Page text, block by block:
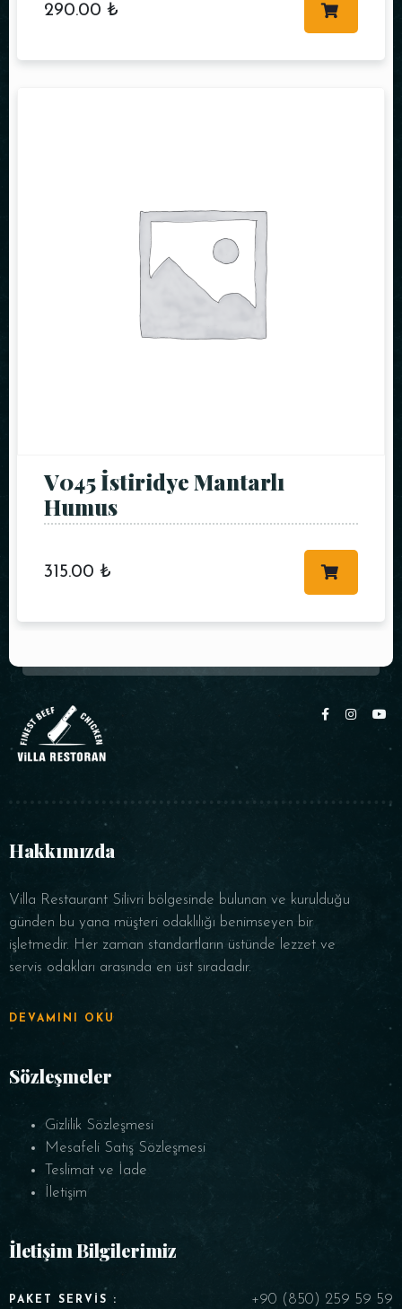
290.00₺
V045 İstiridye Mantarlı
Humus
315.00₺
Hakkımızda
Villa Restaurant Silivri bölgesinde bulunan ve kurulduğu
günden bu yana müşteri odaklılığı benimseyen bir
işletmedir. Her zaman standartların üstünde lezzet ve
servis odakları arasında en üst sıradadır.
DEVAMINI OKU
Sözleşmeler
Gizlilik Sözleşmesi
Mesafeli Satış Sözleşmesi
Teslimat ve İade
İletişim
İletişim Bilgilerimiz
PAKET SERVIS : +90 (850) 259 59 59